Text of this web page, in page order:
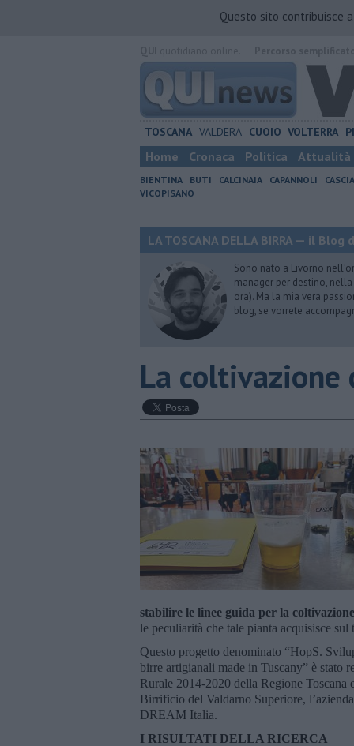
Questo sito contribuisce
TOSCANA VALDERA CUOIO VOLTERRA
Home Cronaca Politica Attualità
BIENTINA BUTI CALCINAIA CAPANNOLI
VICOPISANO
LA TOSCANA DELLA BIRRA — il
Sono nato a Livorno
manager per destino,
ora). Ma la mia vera
blog, se vorrete
La coltivazione
stabilire le linee guida per la
le peculiarità che tale pianta acquisisce sul
Questo progetto denominato “HopS.
birre artigianali made in Tuscany” è stato
Rurale 2014-2020 della Regione
Birrificio del Valdarno Superiore,
DREAM Italia.
I RISULTATI DELLA RICERCA